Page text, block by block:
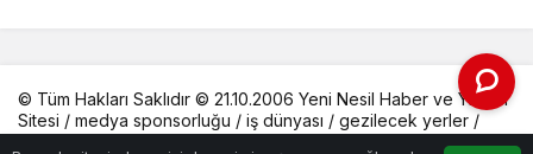
© Tüm Hakları Saklıdır © 21.10.2006 Yeni Nesil Haber ve Yaşam
Sitesi / medya sponsorluğu / iş dünyası / gezilecek yerler /